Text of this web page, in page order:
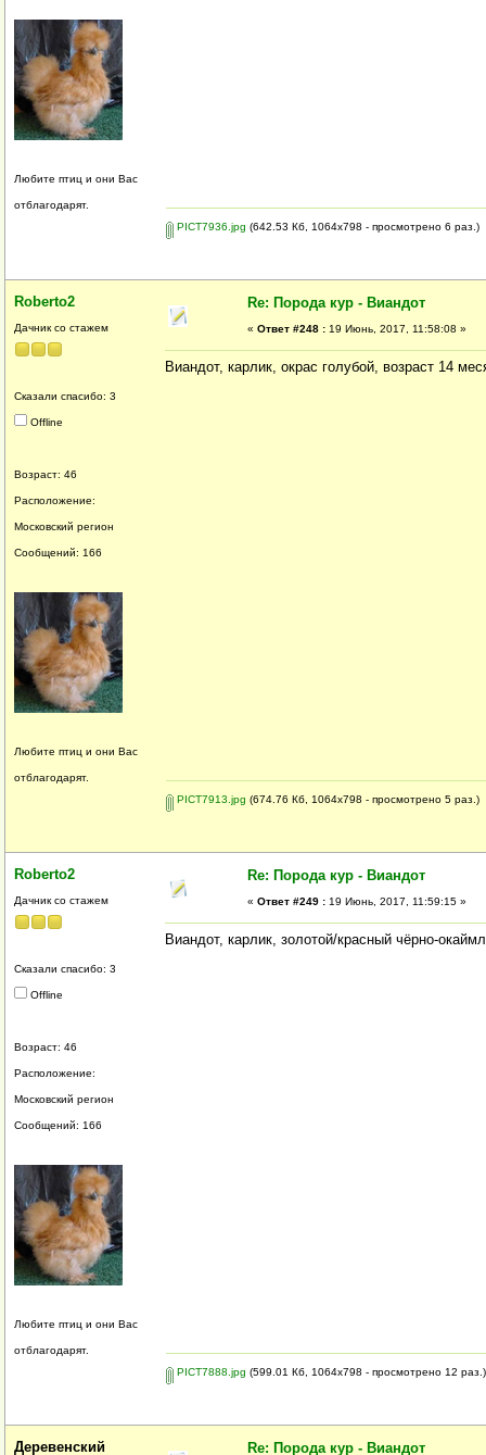
Любите птиц и они Вас
отблагодарят.
PICT7936.jpg (642.53 Кб, 1064x798 - просмотрено 6 раз.)
Roberto2
Дачник со стажем
Сказали спасибо: 3
Offline
Возраст: 46
Расположение:
Московский регион
Сообщений: 166
Любите птиц и они Вас
отблагодарят.
Re: Порода кур - Виандот
« Ответ #248 : 19 Июнь, 2017, 11:58:08 »
Виандот, карлик, окрас голубой, возраст 14
PICT7913.jpg (674.76 Кб, 1064x798 - просмотрено 5 раз.)
Roberto2
Дачник со стажем
Сказали спасибо: 3
Offline
Возраст: 46
Расположение:
Московский регион
Сообщений: 166
Любите птиц и они Вас
отблагодарят.
Re: Порода кур - Виандот
« Ответ #249 : 19 Июнь, 2017, 11:59:15 »
Виандот, карлик, золотой/красный чёрно-
PICT7888.jpg (599.01 Кб, 1064x798 - просмотрено 12 раз.)
Деревенский
Re: Порода кур - Виандот